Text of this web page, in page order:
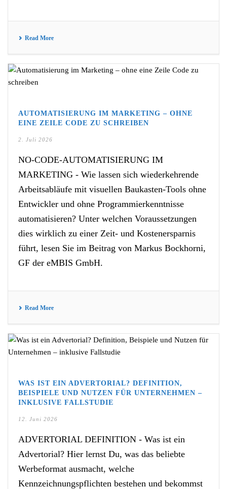
Read More
AUTOMATISIERUNG IM MARKETING – OHNE
EINE ZEILE CODE ZU SCHREIBEN
2. Juli 2026
NO-CODE-AUTOMATISIERUNG IM
MARKETING - Wie lassen sich wiederkehrende
Arbeitsabläufe mit visuellen Baukasten-Tools ohne
Entwickler und ohne Programmierkenntnisse
automatisieren? Unter welchen Voraussetzungen
dies wirklich zu einer Zeit- und Kostenersparnis
führt, lesen Sie im Beitrag von Markus Bockhorni,
GF der eMBIS GmbH.
Read More
WAS IST EIN ADVERTORIAL? DEFINITION,
BEISPIELE UND NUTZEN FÜR UNTERNEHMEN –
INKLUSIVE FALLSTUDIE
12. Juni 2026
ADVERTORIAL DEFINITION - Was ist ein
Advertorial? Hier lernst Du, was das beliebte
Werbeformat ausmacht, welche
Kennzeichnungspflichten bestehen und bekommst